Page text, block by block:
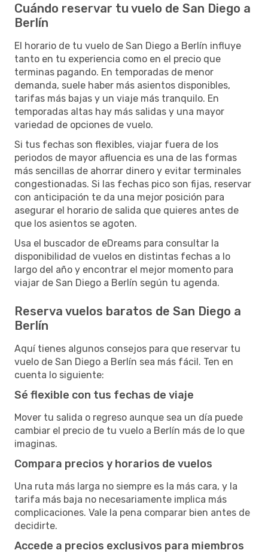
Cuándo reservar tu vuelo de San Diego a
Berlín
El horario de tu vuelo de San Diego a Berlín influye
tanto en tu experiencia como en el precio que
terminas pagando. En temporadas de menor
demanda, suele haber más asientos disponibles,
tarifas más bajas y un viaje más tranquilo. En
temporadas altas hay más salidas y una mayor
variedad de opciones de vuelo.
Si tus fechas son flexibles, viajar fuera de los
periodos de mayor afluencia es una de las formas
más sencillas de ahorrar dinero y evitar terminales
congestionadas. Si las fechas pico son fijas, reservar
con anticipación te da una mejor posición para
asegurar el horario de salida que quieres antes de
que los asientos se agoten.
Usa el buscador de eDreams para consultar la
disponibilidad de vuelos en distintas fechas a lo
largo del año y encontrar el mejor momento para
viajar de San Diego a Berlín según tu agenda.
Reserva vuelos baratos de San Diego a
Berlín
Aquí tienes algunos consejos para que reservar tu
vuelo de San Diego a Berlín sea más fácil. Ten en
cuenta lo siguiente:
Sé flexible con tus fechas de viaje
Mover tu salida o regreso aunque sea un día puede
cambiar el precio de tu vuelo a Berlín más de lo que
imaginas.
Compara precios y horarios de vuelos
Una ruta más larga no siempre es la más cara, y la
tarifa más baja no necesariamente implica más
complicaciones. Vale la pena comparar bien antes de
decidirte.
Accede a precios exclusivos para miembros